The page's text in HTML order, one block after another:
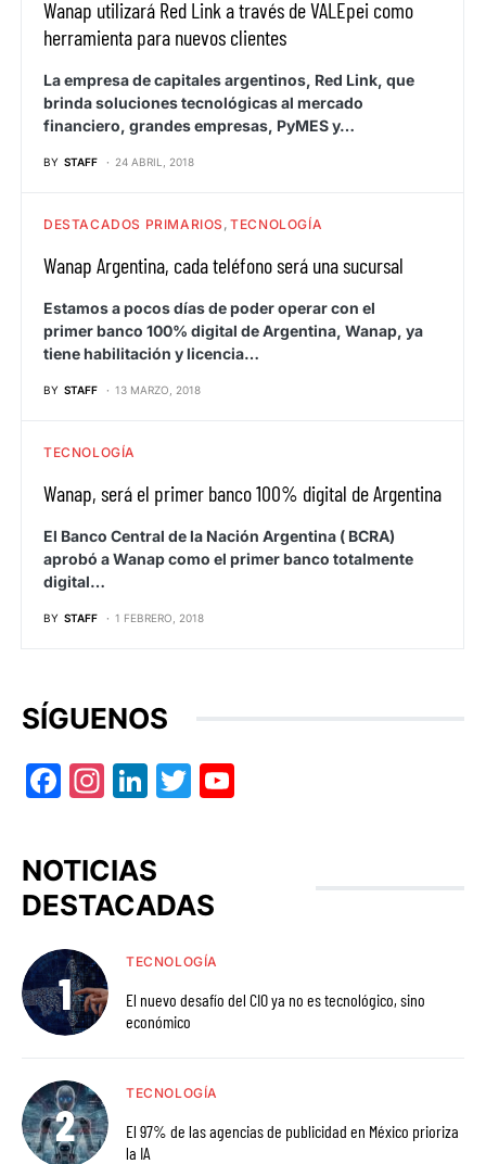
Wanap utilizará Red Link a través de VALEpei como
herramienta para nuevos clientes
La empresa de capitales argentinos, Red Link, que
brinda soluciones tecnológicas al mercado
financiero, grandes empresas, PyMES y…
BY STAFF 24 ABRIL, 2018
DESTACADOS PRIMARIOS TECNOLOGÍA
Wanap Argentina, cada teléfono será una sucursal
Estamos a pocos días de poder operar con el
primer banco 100% digital de Argentina, Wanap, ya
tiene habilitación y licencia…
BY STAFF 13 MARZO, 2018
TECNOLOGÍA
Wanap, será el primer banco 100% digital de Argentina
El Banco Central de la Nación Argentina ( BCRA)
aprobó a Wanap como el primer banco totalmente
digital…
BY STAFF 1 FEBRERO, 2018
SÍGUENOS
Facebook
Instagram
LinkedIn
Twitter
NOTICIAS
DESTACADAS
TECNOLOGÍA
El nuevo desafío del CIO ya no es tecnológico, sino
económico
TECNOLOGÍA
El 97% de las agencias de publicidad en México prioriza
la IA